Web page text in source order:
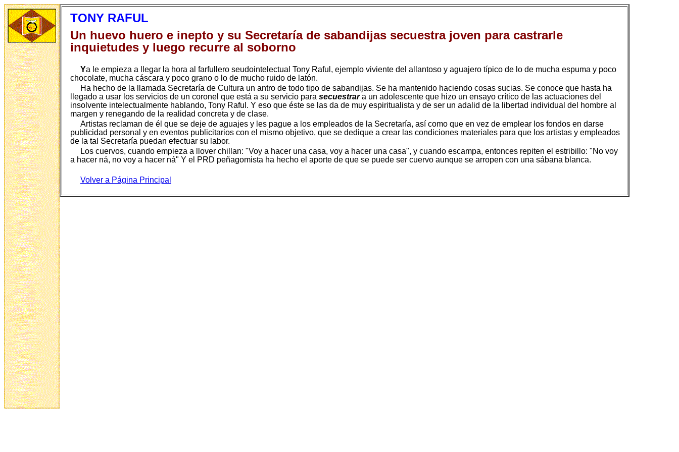
TONY RAFUL
Un huevo huero e inepto y su Secretaría de sabandijas secuestra joven para castrarle
inquietudes y luego recurre al soborno
Ya le empieza a llegar la hora al farfullero seudointelectual Tony Raful, ejemplo viviente del allantoso y aguajero típico de lo de mucha espuma y poco
chocolate, mucha cáscara y poco grano o lo de mucho ruido de latón.
Ha hecho de la llamada Secretaría de Cultura un antro de todo tipo de sabandijas. Se ha mantenido haciendo cosas sucias. Se conoce que hasta ha
llegado a usar los servicios de un coronel que está a su servicio para secuestrara un adolescente que hizo un ensayo crítico de las actuaciones del
insolvente intelectualmente hablando, Tony Raful. Y eso que éste se las da de muy espiritualista y de ser un adalid de la libertad individual del hombre al
margen y renegando de la realidad concreta y de clase.
Artistas reclaman de él que se deje de aguajes y les pague a los empleados de la Secretaría, así como que en vez de emplear los fondos en darse
publicidad personal y en eventos publicitarios con el mismo objetivo, que se dedique a crear las condiciones materiales para que los artistas y empleados
de la tal Secretaría puedan efectuar su labor.
Los cuervos, cuando empieza a llover chillan: "Voy a hacer una casa, voy a hacer una casa", y cuando escampa, entonces repiten el estribillo: "No voy
a hacer ná, no voy a hacer ná" Y el PRD peñagomista ha hecho el aporte de que se puede ser cuervo aunque se arropen con una sábana blanca.
Volver a Página Principal